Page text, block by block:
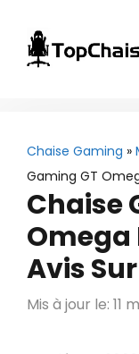
contenu
Chaise Gaming »
Gaming GT
Chaise
Omega
Avis
Mis à jour le: 11